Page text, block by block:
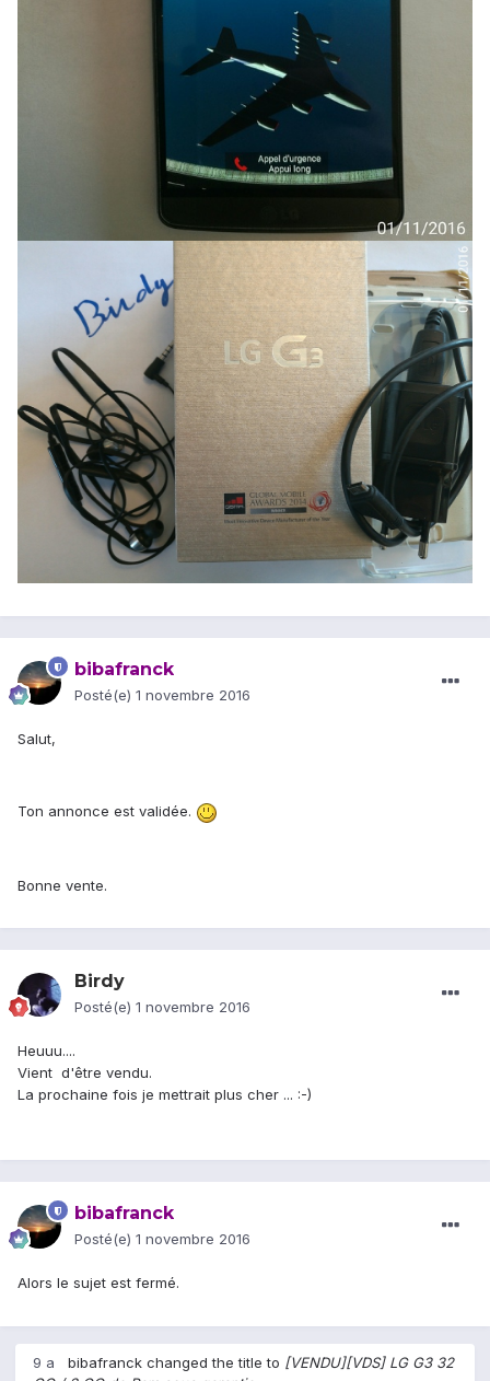
bibafranck
Posté(e) 1 novembre 2016
Salut,
Ton annonce est validée.
Bonne vente.
Birdy
Posté(e) 1 novembre 2016
Heuuu....
Vient d'être vendu.
La prochaine fois je mettrait plus cher ... :-)
bibafranck
Posté(e) 1 novembre 2016
Alors le sujet est fermé.
9 a bibafranck changed the title to [VENDU][VDS] LG G3 32